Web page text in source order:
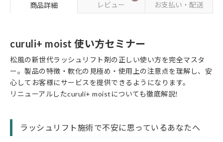
商品詳細 レビュー お支払い・配送
curuli+ moist 使い方セミナー
松風の新世代ラッシュリフト剤の正しい使い方を完全マスタ
ー。製品の特徴・軟化の見極め・使用上の注意点を理解し、安
心してお客様にサービスを提供できるようになります。
リニューアルしたcuruli+ moistについても徹底解説!
ラッシュリフト施術で不安に思っているあなたへ